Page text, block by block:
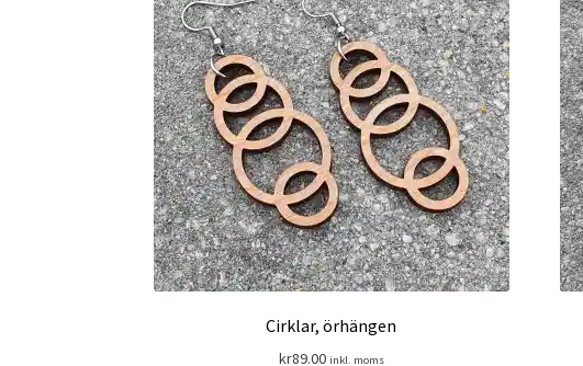
Cirklar, örhängen
kr89.00 inkl. moms